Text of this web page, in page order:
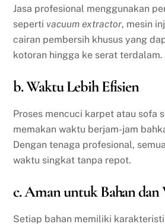
Jasa profesional menggunakan
seperti vacuum extractor, mesin
cairan pembersih khusus yang
kotoran hingga ke serat terdalam.
b. Waktu Lebih Efisien
Proses mencuci karpet atau sofa
memakan waktu berjam-jam
Dengan tenaga profesional,
waktu singkat tanpa repot.
c. Aman untuk Bahan dan
Setiap bahan memiliki